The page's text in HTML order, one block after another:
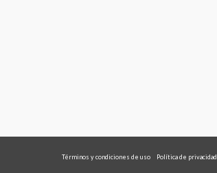
Términos y condiciones de uso Política de privacidad